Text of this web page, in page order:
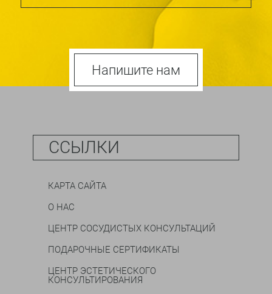
Напишите нам
ССЫЛКИ
КАРТА САЙТА
О НАС
ЦЕНТР СОСУДИСТЫХ КОНСУЛЬТАЦИЙ
ПОДАРОЧНЫЕ СЕРТИФИКАТЫ
ЦЕНТР ЭСТЕТИЧЕСКОГО
КОНСУЛЬТИРОВАНИЯ